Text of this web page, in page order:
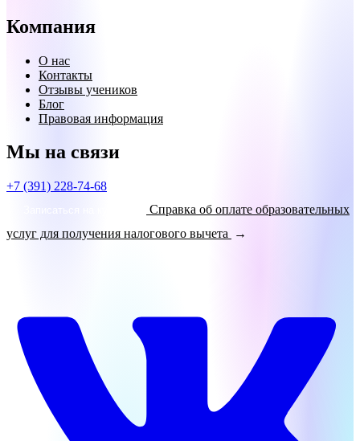
Компания
О нас
Контакты
Отзывы учеников
Блог
Правовая информация
Мы на связи
+7 (391) 228-74-68
Справка об оплате образовательных
услуг для получения налогового вычета